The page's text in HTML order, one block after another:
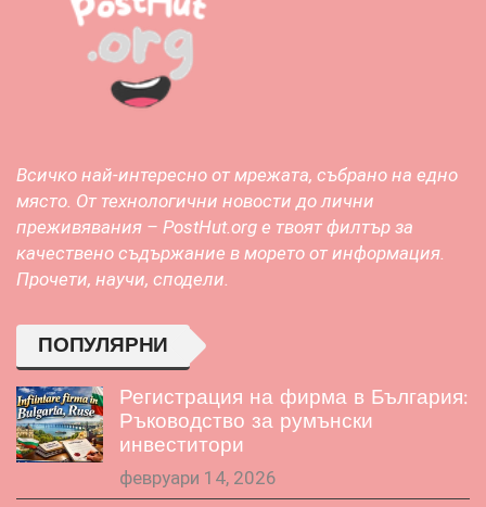
Всичко най-интересно от мрежата, събрано на едно
място. От технологични новости до лични
преживявания – PostHut.org е твоят филтър за
качествено съдържание в морето от информация.
Прочети, научи, сподели.
ПОПУЛЯРНИ
Регистрация на фирма в България:
Ръководство за румънски
инвеститори
февруари 14, 2026